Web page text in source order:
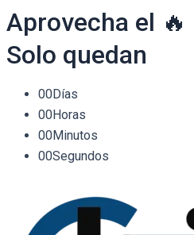
Aprovecha el 🔥
Solo quedan
00Días
00Horas
00Minutos
00Segundos